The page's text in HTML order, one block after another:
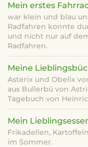
Mein erstes
war klein und blau
Radfahren konnte
und nicht nur auf
Radfahren.
Meine
Asterix und Obelix
aus Bullerbü von
Tagebuch von
Mein
Frikadellen,
im Sommer.